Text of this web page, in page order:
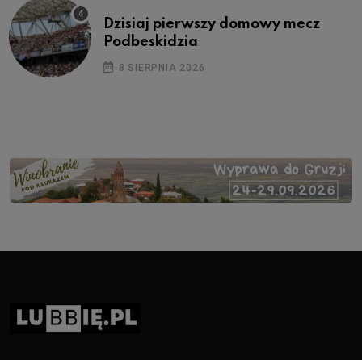
Dzisiaj pierwszy domowy mecz
Podbeskidzia
8 SIERPNIA 2026